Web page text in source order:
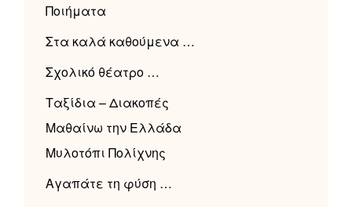
Ποιήματα
Στα καλά καθούμενα …
Σχολικό θέατρο …
Ταξίδια – Διακοπές
Μαθαίνω την Ελλάδα
Μυλοτόπι Πολίχνης
Αγαπάτε τη φύση …